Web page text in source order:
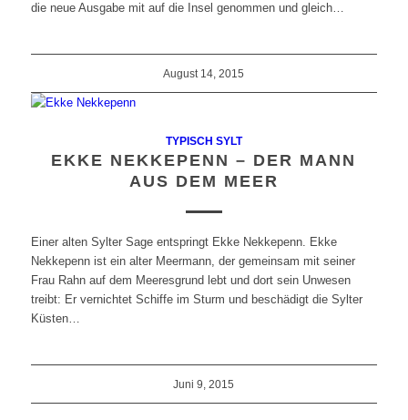
die neue Ausgabe mit auf die Insel genommen und gleich…
August 14, 2015
TYPISCH SYLT
EKKE NEKKEPENN – DER MANN
AUS DEM MEER
Einer alten Sylter Sage entspringt Ekke Nekkepenn. Ekke
Nekkepenn ist ein alter Meermann, der gemeinsam mit seiner
Frau Rahn auf dem Meeresgrund lebt und dort sein Unwesen
treibt: Er vernichtet Schiffe im Sturm und beschädigt die Sylter
Küsten…
Juni 9, 2015